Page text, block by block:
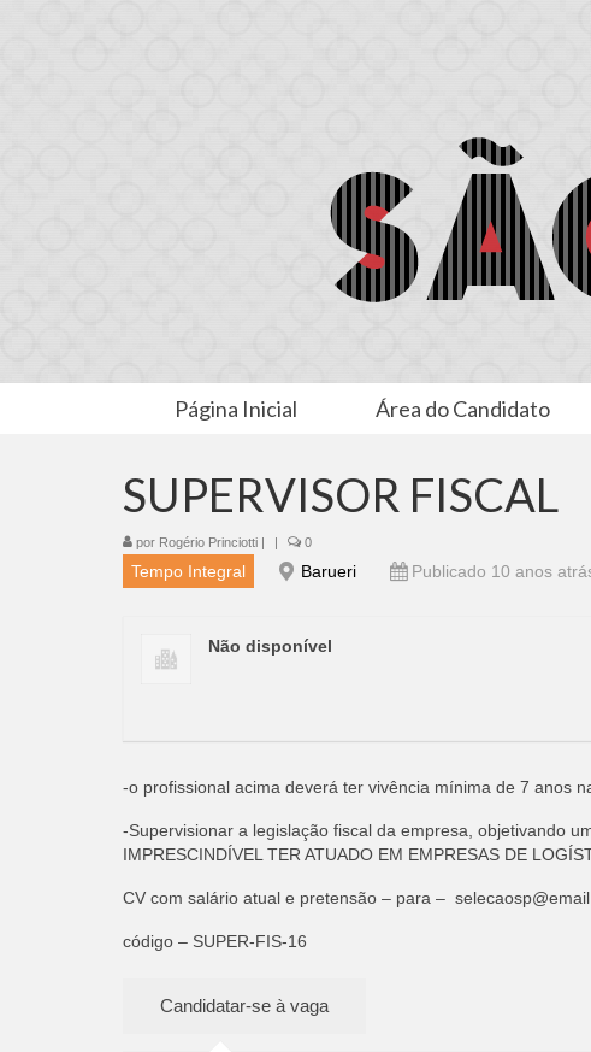
Página Inicial Área do Candidato
SUPERVISOR FISCAL
por Rogério Princiotti | | 0
Tempo Integral Barueri Publicado 10 anos
Não disponível
-o profissional acima deverá ter vivência mínima de 7 anos
-Supervisionar a legislação fiscal da empresa, objetivando
IMPRESCINDÍVEL TER ATUADO EM EMPRESAS DE
CV com salário atual e pretensão – para –
código – SUPER-FIS-16